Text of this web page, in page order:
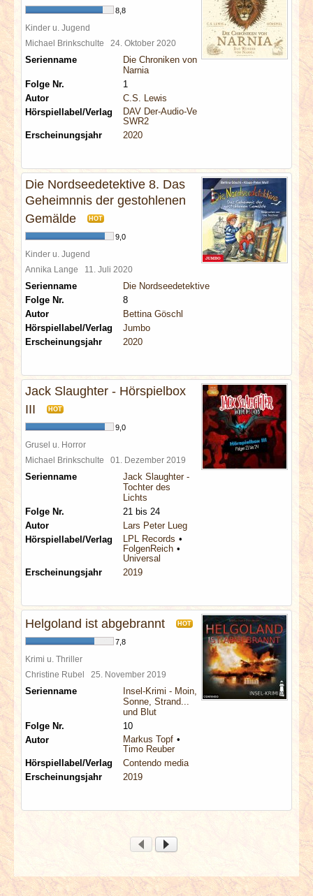
8,8
Kinder u. Jugend
Michael Brinkschulte 24. Oktober 2020
Serienname
Die Chroniken von
Narnia
Folge Nr.
1
Autor
C.S. Lewis
Hörspiellabel/Verlag
DAV Der-Audio-Verlag
SWR2
Erscheinungsjahr
2020
Die Nordseedetektive 8. Das
Geheimnnis der gestohlenen
Gemälde
HOT
9,0
Kinder u. Jugend
Annika Lange 11. Juli 2020
Serienname
Die Nordseedetektive
Folge Nr.
8
Autor
Bettina Göschl
Hörspiellabel/Verlag
Jumbo
Erscheinungsjahr
2020
Jack Slaughter - Hörspielbox
III
HOT
9,0
Grusel u. Horror
Michael Brinkschulte 01. Dezember 2019
Serienname
Jack Slaughter -
Tochter des
Lichts
Folge Nr.
21 bis 24
Autor
Lars Peter Lueg
Hörspiellabel/Verlag
LPL Records
FolgenReich
Universal
Erscheinungsjahr
2019
Helgoland ist abgebrannt HOT
7,8
Krimi u. Thriller
Christine Rubel 25. November 2019
Serienname
Insel-Krimi - Moin,
Sonne, Strand...
und Blut
Folge Nr.
10
Autor
Markus Topf
Timo Reuber
Hörspiellabel/Verlag
Contendo media
Erscheinungsjahr
2019